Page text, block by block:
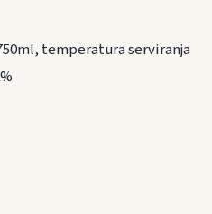
temperatura serviranja